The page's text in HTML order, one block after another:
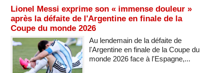
Lionel Messi exprime son « immense douleur »
après la défaite de l'Argentine en finale de la
Coupe du monde 2026
Au lendemain de la défaite de
l'Argentine en finale de la Coupe du
monde 2026 face à l'Espagne,...